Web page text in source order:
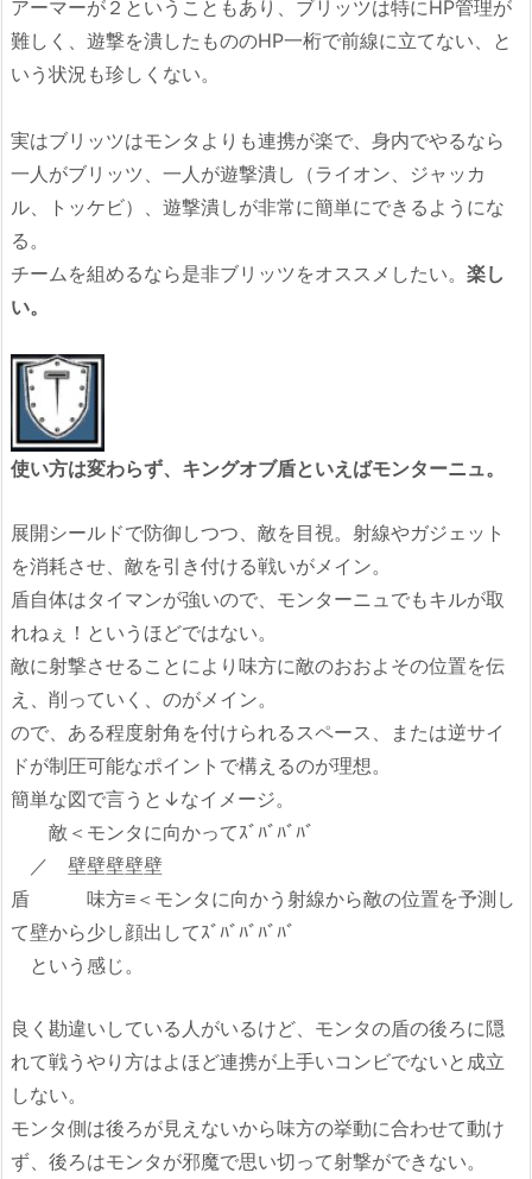
アーマーが２ということもあり、ブリッツは特にHP管理が
難しく、遊撃を潰したもののHP一桁で前線に立てない、と
いう状況も珍しくない。
実はブリッツはモンタよりも連携が楽で、身内でやるなら
一人がブリッツ、一人が遊撃潰し（ライオン、ジャッカ
ル、トッケビ）、遊撃潰しが非常に簡単にできるようにな
る。
チームを組めるなら是非ブリッツをオススメしたい。 楽し
い。
使い方は変わらず、キングオブ盾といえばモンターニュ。
展開シールドで防御しつつ、敵を目視。射線やガジェット
を消耗させ、敵を引き付ける戦いがメイン。
盾自体はタイマンが強いので、モンターニュでもキルが取
れねぇ！というほどではない。
敵に射撃させることにより味方に敵のおおよその位置を伝
え、削っていく、のがメイン。
ので、ある程度射角を付けられるスペース、または逆サイ
ドが制圧可能なポイントで構えるのが理想。
簡単な図で言うと↓なイメージ。
敵＜モンタに向かってｽﾞﾊﾞﾊﾞﾊﾞ
／ 壁壁壁壁壁
盾 味方≡＜モンタに向かう射線から敵の位置を予測し
て壁から少し顔出してｽﾞﾊﾞﾊﾞﾊﾞﾊﾞ
という感じ。
良く勘違いしている人がいるけど、モンタの盾の後ろに隠
れて戦うやり方はよほど連携が上手いコンビでないと成立
しない。
モンタ側は後ろが見えないから味方の挙動に合わせて動け
ず、後ろはモンタが邪魔で思い切って射撃ができない。